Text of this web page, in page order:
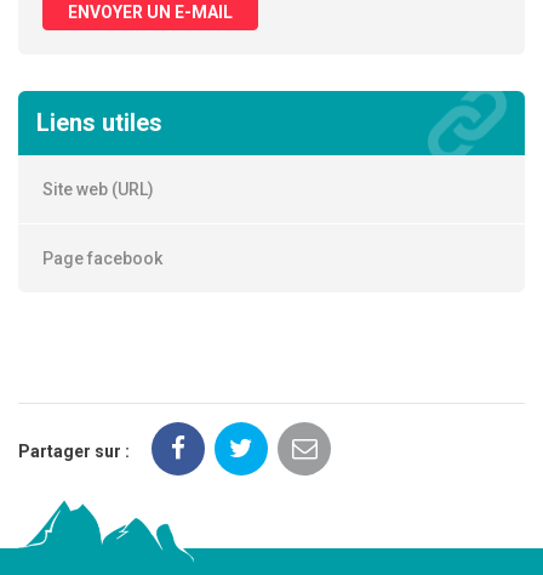
ENVOYER UN E-MAIL
Liens utiles
Site web (URL)
Page facebook
Partager sur :